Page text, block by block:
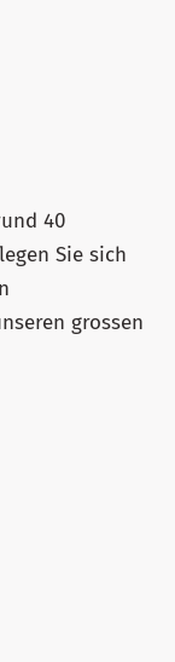
40
Sie sich
grossen